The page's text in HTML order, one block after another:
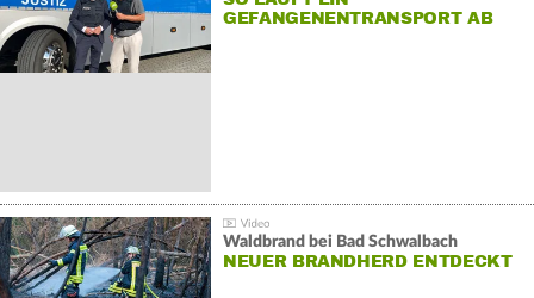
GEFANGENENTRANSPORT AB
Waldbrand bei Bad Schwalbach
NEUER BRANDHERD ENTDECKT